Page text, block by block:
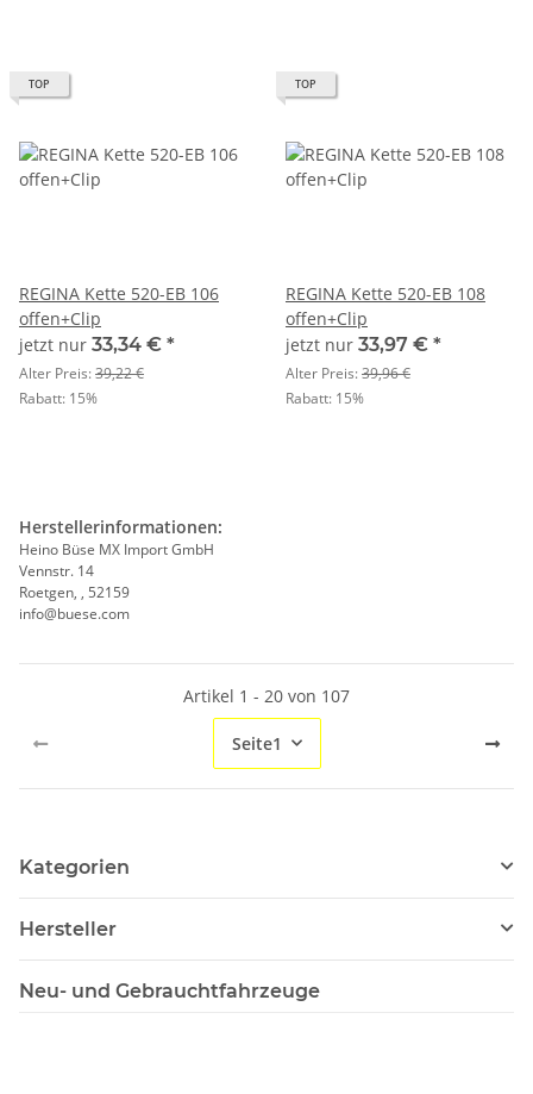
TOP
REGINA Kette 520-EB 106
offen+Clip
jetzt nur 33,34 € *
Alter Preis:39,22 €
Rabatt: 15%
TOP
REGINA Kette 520-EB 108
offen+Clip
jetzt nur 33,97 € *
Alter Preis:39,96 €
Rabatt: 15%
Herstellerinformationen:
Heino Büse MX Import GmbH
Vennstr. 14
Roetgen, , 52159
info@buese.com
Artikel 1 - 20 von 107
Seite1
Kategorien
Hersteller
Neu- und Gebrauchtfahrzeuge